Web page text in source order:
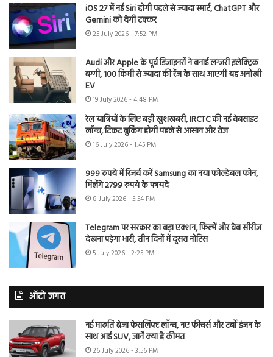
iOS 27 में नई Siri होगी पहले से ज्यादा स्मार्ट, ChatGPT और
Gemini को देगी टक्कर
25 July 2026 - 7:52 PM
Audi और Apple के पूर्व डिजाइनरों ने बनाई लग्जरी इलेक्ट्रिक
बग्गी, 100 किमी से ज्यादा की रेंज के साथ आएगी यह अनोखी
EV
19 July 2026 - 4:48 PM
रेल यात्रियों के लिए बड़ी खुशखबरी, IRCTC की नई वेबसाइट
लॉन्च, टिकट बुकिंग होगी पहले से आसान और तेज
16 July 2026 - 1:45 PM
999 रुपये में रिजर्व करें Samsung का नया फोल्डेबल फोन,
मिलेंगे 2799 रुपये के फायदे
8 July 2026 - 5:54 PM
Telegram पर सरकार का बड़ा एक्शन, फिल्में और वेब सीरीज
देखना पड़ेगा भारी, तीन दिनों में दूसरा नोटिस
5 July 2026 - 2:25 PM
ऑटो जगत
नई मारुति ब्रेजा फेसलिफ्ट लॉन्च, नए फीचर्स और टर्बो इंजन के
साथ आई SUV, जानें क्या है कीमत
26 July 2026 - 3:56 PM